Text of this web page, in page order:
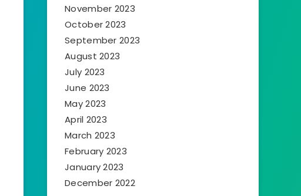
November 2023
October 2023
September 2023
August 2023
July 2023
June 2023
May 2023
April 2023
March 2023
February 2023
January 2023
December 2022